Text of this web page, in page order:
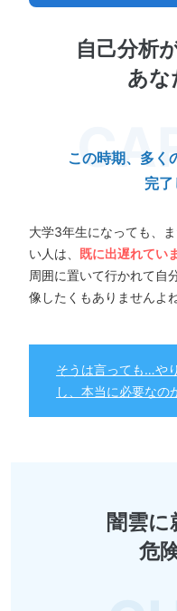
自己分析
あな
この時期、多く
完了
大学3年生になっても、
い人は、 既に出遅れてい
周囲に置いて行かれて自
像したくもありませんよね
そうは言っても…や
し、本当に必要なの
闇雲
危